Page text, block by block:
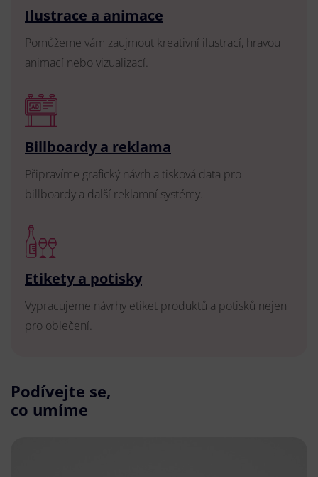
Ilustrace a animace
Pomůžeme vám zaujmout kreativní ilustrací, hravou
animací nebo vizualizací.
Billboardy a reklama
Připravíme grafický návrh a tisková data pro
billboardy a další reklamní systémy.
Etikety a potisky
Vypracujeme návrhy etiket produktů a potisků nejen
pro oblečení.
Podívejte se,
co umíme